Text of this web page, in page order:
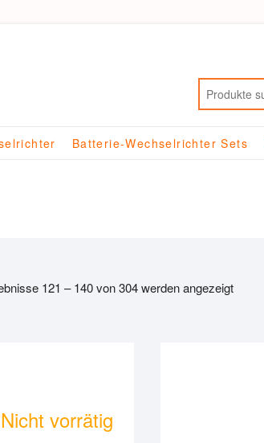
Batterie-Wechselrichter Sets
121 – 140 von 304 werden angezeigt
Nicht vorrätig